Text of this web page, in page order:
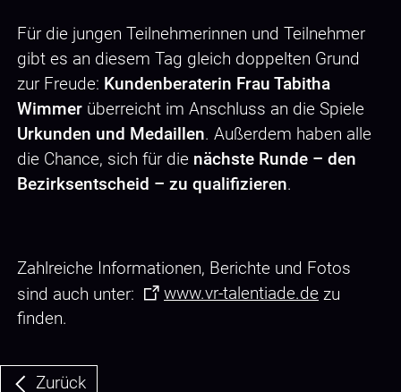
Für die jungen Teilnehmerinnen und Teilnehmer
gibt es an diesem Tag gleich doppelten Grund
zur Freude: Kundenberaterin Frau Tabitha
Wimmer überreicht im Anschluss an die Spiele
Urkunden und Medaillen. Außerdem haben alle
die Chance, sich für die nächste Runde – den
Bezirksentscheid – zu qualifizieren.
Zahlreiche Informationen, Berichte und Fotos
sind auch unter:
www.vr-talentiade.de zu
finden.
Zurück